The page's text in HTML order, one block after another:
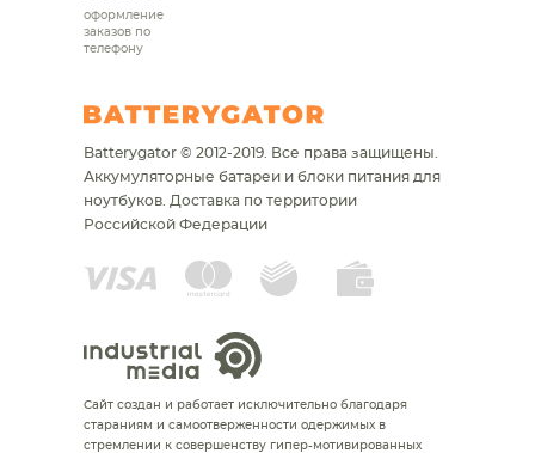
оформление
заказов по
телефону
Batterygator © 2012-2019. Все права защищены.
Аккумуляторные батареи и блоки питания для
ноутбуков. Доставка по территории
Российской Федерации
Сайт создан и работает исключительно благодаря
стараниям и самоотверженности одержимых в
стремлении к совершенству гипер-мотивированных